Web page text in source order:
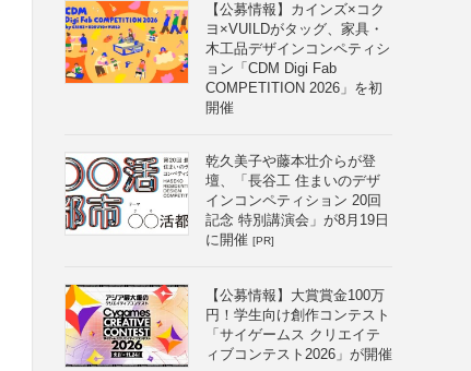
【公募情報】カインズ×コク
ヨ×VUILDがタッグ、家具・
木工品デザインコンペティシ
ョン「CDM Digi Fab
COMPETITION 2026」を初
開催
乾久美子や藤本壮介らが登
壇、「長谷工 住まいのデザ
インコンペティション 20回
記念 特別講演会」が8月19日
に開催 [PR]
【公募情報】大賞賞金100万
円！学生向け創作コンテスト
「サイゲームス クリエイテ
ィブコンテスト2026」が開催